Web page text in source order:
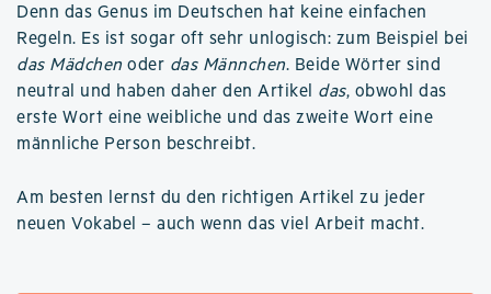
Denn das Genus im Deutschen hat keine einfachen
Regeln. Es ist sogar oft sehr unlogisch: zum Beispiel bei
das Mädchen oder das Männchen. Beide Wörter sind
neutral und haben daher den Artikel das, obwohl das
erste Wort eine weibliche und das zweite Wort eine
männliche Person beschreibt.
Am besten lernst du den richtigen Artikel zu jeder
neuen Vokabel – auch wenn das viel Arbeit macht.